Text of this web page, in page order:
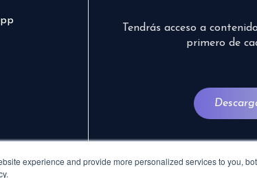
experience and provide more personalized services to you,
Tendrás acceso a
primero de